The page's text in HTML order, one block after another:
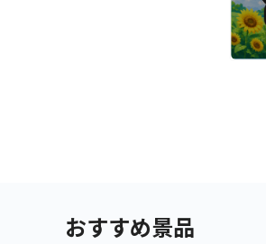
おすすめ景品